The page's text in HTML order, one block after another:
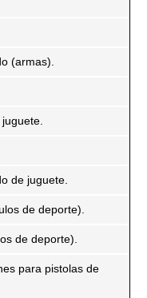
(armas).
de juguete.
de deporte).
de deporte).
para pistolas de